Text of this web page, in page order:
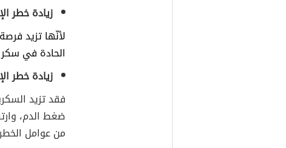
زيادة خطر
لأنّها تزيد
الحادة في سكر
زيادة خطر
فقد تزيد
ضغط الدم،
من عوامل